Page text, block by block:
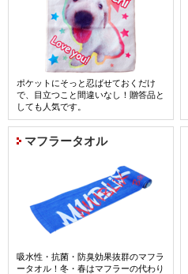
ポケットにそっと忍ばせておくだけ
で、目立つこと間違いなし！贈答品と
しても人気です。
マフラータオル
吸水性・抗菌・防臭効果抜群のマフラ
ータオル！冬・春はマフラーの代わり